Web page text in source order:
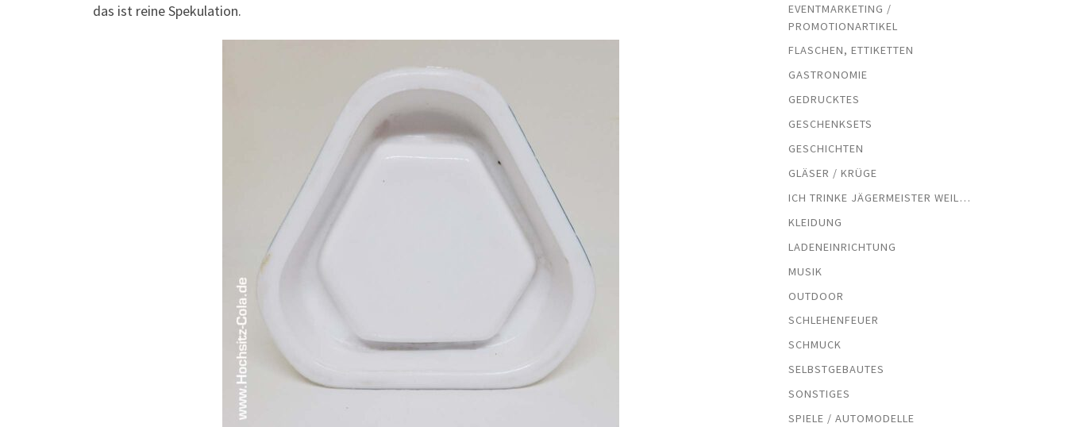
das ist reine Spekulation.
EVENTMARKETING /
PROMOTIONARTIKEL
FLASCHEN, ETTIKETTEN
GASTRONOMIE
GEDRUCKTES
GESCHENKSETS
GESCHICHTEN
GLÄSER / KRÜGE
ICH TRINKE JÄGERMEISTER WEIL…
KLEIDUNG
LADENEINRICHTUNG
MUSIK
OUTDOOR
SCHLEHENFEUER
SCHMUCK
SELBSTGEBAUTES
SONSTIGES
SPIELE / AUTOMODELLE